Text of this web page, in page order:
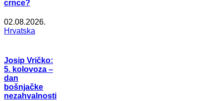
crnce?
02.08.2026.
Hrvatska
Josip Vričko:
5. kolovoza –
dan
bošnjačke
nezahvalnosti